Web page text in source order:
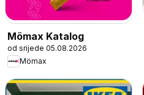
Mömax Katalog
od srijede 05.08.2026
Mömax